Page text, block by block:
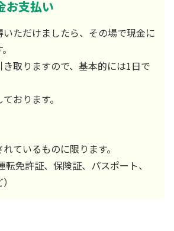
お支払い
ただけましたら、その場で現金に
取りますので、基本的には1日で
おります。
ているものに限ります。
転免許証、保険証、パスポート、